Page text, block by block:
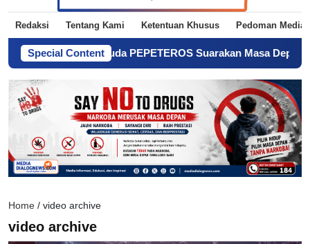
Redaksi Tentang Kami Ketentuan Khusus Pedoman Media
Special Content
PEPETEROS Suarakan Masa Depan Pertanian dari
Home / video archive
video archive